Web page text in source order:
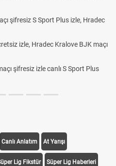
şifresiz S Sport Plus izle, Hradec
izle, Hradec Kralove BJK maçı
şifresiz izle canlı S Sport Plus
Canlı Anlatım At Yarışı
Lig Fikstür Süper Lig Haberleri